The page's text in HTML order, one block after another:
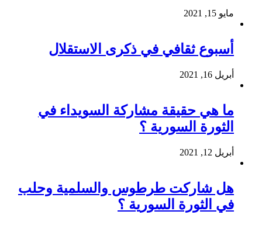
مايو 15, 2021
أسبوع ثقافي في ذكرى الاستقلال
أبريل 16, 2021
ما هي حقيقة مشاركة السويداء في
الثورة السورية ؟
أبريل 12, 2021
هل شاركت طرطوس والسلمية وحلب
في الثورة السورية ؟